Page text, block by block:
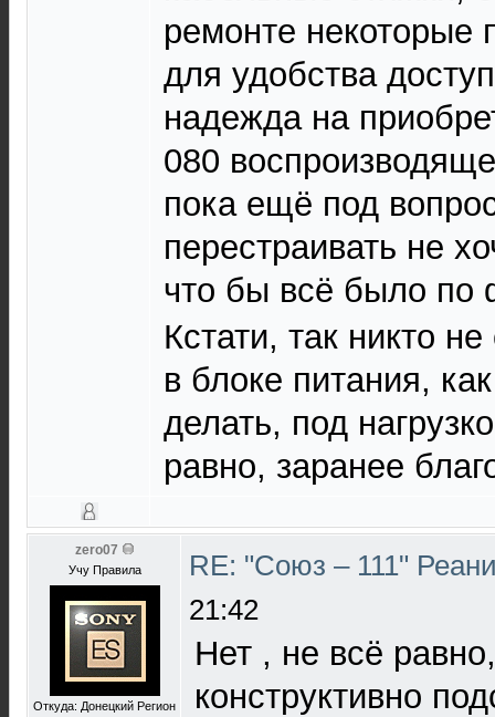
ремонте некоторые
для удобства
надежда на
080
пока ещё под
перестраивать не
что бы всё было
Кстати, так никто
в блоке питания,
делать, под
равно, заранее
zero07
Учу Правила
Откуда: Донецкий Регион
RE: "Союз – 111"
21:42
Нет , не всё
конструктивно